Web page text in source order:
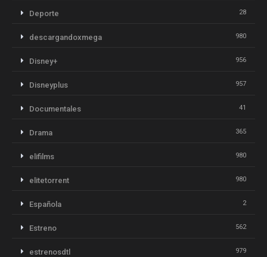
Deporte 28
descargandoxmega 980
Disney+ 956
Disneyplus 957
Documentales 41
Drama 365
elifilms 980
elitetorrent 980
Española 2
Estreno 562
estrenosdtl 979